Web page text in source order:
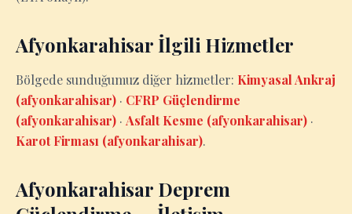
Afyonkarahisar İlgili Hizmetler
Bölgede sunduğumuz diğer hizmetler: Kimyasal Ankraj
(afyonkarahisar) · CFRP Güçlendirme
(afyonkarahisar) · Asfalt Kesme (afyonkarahisar) ·
Karot Firması (afyonkarahisar).
Afyonkarahisar Deprem